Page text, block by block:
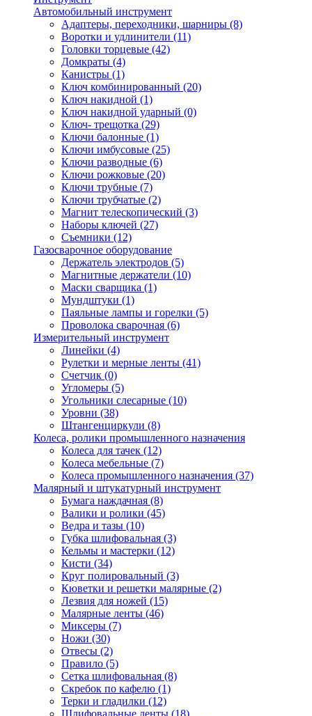
Автомобильный инструмент
Адаптеры, переходники, шарниры (8)
Воротки и удлинители (11)
Головки торцевые (42)
Домкраты (4)
Канистры (1)
Ключ комбинированный (20)
Ключ накидной (1)
Ключ накидной ударный (0)
Ключ- трещотка (29)
Ключи балонные (1)
Ключи имбусовые (25)
Ключи разводные (6)
Ключи рожковые (20)
Ключи трубные (7)
Ключи трубчатые (2)
Магнит телескопический (3)
Наборы ключей (27)
Съемники (12)
Газосварочное оборудование
Держатель электродов (5)
Магнитные держатели (10)
Маски сварщика (1)
Мундштуки (1)
Паяльные лампы и горелки (5)
Проволока сварочная (6)
Измерительный инструмент
Линейки (4)
Рулетки и мерные ленты (41)
Счетчик (0)
Угломеры (5)
Угольники слесарные (10)
Уровни (38)
Штангенциркули (8)
Колеса, ролики промышленного назначения
Колеса для тачек (12)
Колеса мебельные (7)
Колеса промышленного назначения (37)
Малярный и штукатурный инструмент
Бумага наждачная (8)
Валики и ролики (45)
Ведра и тазы (10)
Губка шлифовальная (3)
Кельмы и мастерки (12)
Кисти (34)
Круг полировальный (3)
Кюветки и решетки малярные (2)
Лезвия для ножей (15)
Малярные ленты (46)
Миксеры (7)
Ножи (30)
Отвесы (2)
Правило (5)
Сетка шлифовальная (8)
Скребок по кафелю (1)
Терки и гладилки (12)
Шлифовальные ленты (18)